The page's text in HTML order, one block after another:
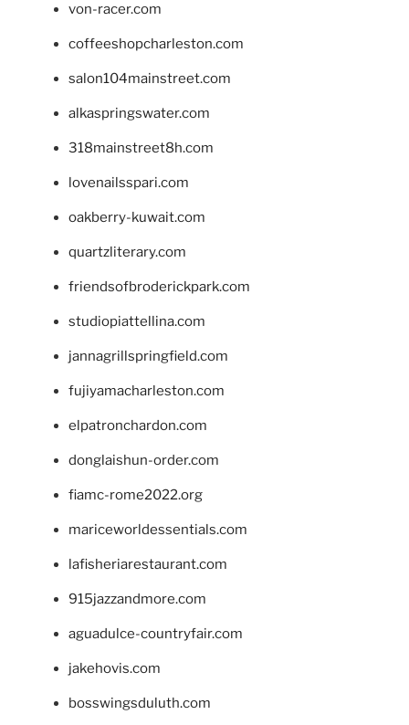
von-racer.com
coffeeshopcharleston.com
salon104mainstreet.com
alkaspringswater.com
318mainstreet8h.com
lovenailsspari.com
oakberry-kuwait.com
quartzliterary.com
friendsofbroderickpark.com
studiopiattellina.com
jannagrillspringfield.com
fujiyamacharleston.com
elpatronchardon.com
donglaishun-order.com
fiamc-rome2022.org
mariceworldessentials.com
lafisheriarestaurant.com
915jazzandmore.com
aguadulce-countryfair.com
jakehovis.com
bosswingsduluth.com